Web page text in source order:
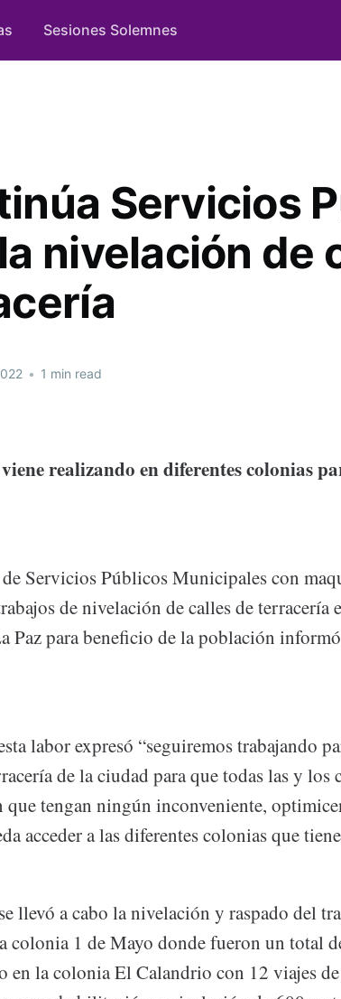
Sesiones Solemnes
Servicios
nivelación de
• 1 min read
realizando en diferentes colonias
Servicios Públicos Municipales con
de nivelación de calles de terracería
Paz para beneficio de la población
labor expresó “seguiremos trabajando
de la ciudad para que todas las y
que tengan ningún inconveniente,
acceder a las diferentes colonias que
llevó a cabo la nivelación y raspado del
colonia 1 de Mayo donde fueron un total
en la colonia El Calandrio con 12 viajes